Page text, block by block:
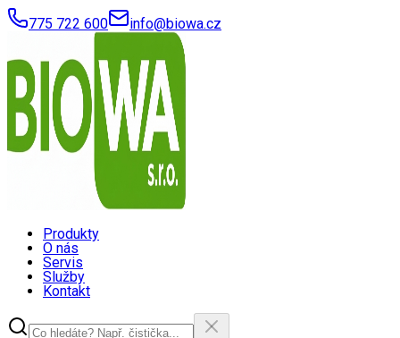
775 722 600 info@biowa.cz
Produkty
O nás
Servis
Služby
Kontakt